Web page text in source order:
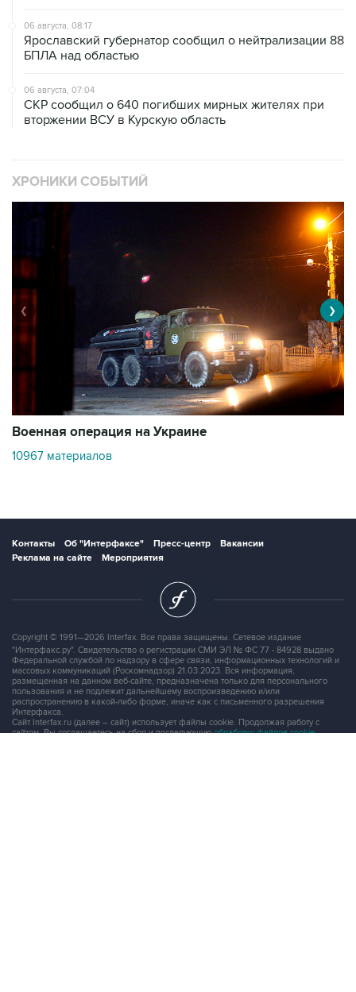
06 августа, 08:17
Ярославский губернатор сообщил о нейтрализации 88
БПЛА над областью
06 августа, 07:04
СКР сообщил о 640 погибших мирных жителях при
вторжении ВСУ в Курскую область
ХРОНИКИ СОБЫТИЙ
Военная операция на Украине
10967 материалов
❮ ❯
Контакты Об "Интерфаксе" Пресс-центр
Вакансии
Реклама на сайте
Мероприятия
Copyright © 1991—2026 Interfax. Все права защищены. Сетевое издание
"Интерфакс.ру". Свидетельство о регистрации СМИ ЭЛ № ФС 77 - 84928 выдано
Федеральной службой по надзору в сфере связи, информационных технологий и
массовых коммуникаций (Роскомнадзор) 21.03.2023. Вся информация,
размещенная на данном веб-сайте, предназначена только для персонального
пользования и не подлежит дальнейшему воспроизведению и/или
распространению в какой-либо форме, иначе как с письменного разрешения
Интерфакса.
Сайт Interfax.ru (далее – сайт) использует файлы cookie. Продолжая работу с
сайтом, Вы соглашаетесь на сбор и последующуюобработку файлов cookie.